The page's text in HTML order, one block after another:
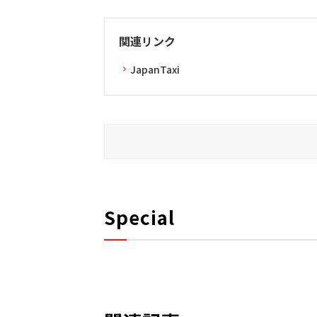
関連リンク
JapanTaxi
Special